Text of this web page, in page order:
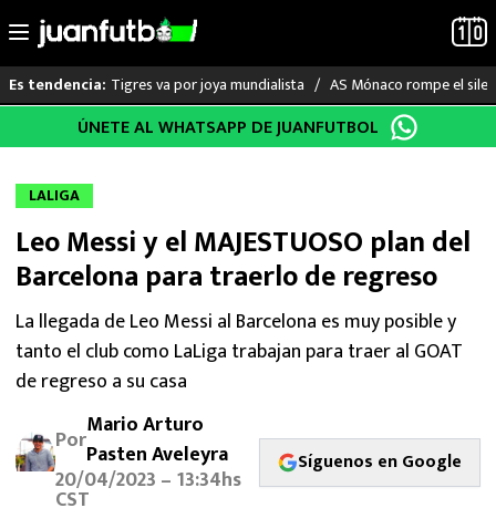
al
Es tendencia: Tigres va por joya mundialista AS Mónaco rompe el
LO ÚLTIMO
LIGA MX
RAYADOS
ATLANTE
FUTBOL INTERNACIONAL
MEXICANOS EN EL EXTRANJERO
ÚNETE AL WHATSAPP DE JUANFUTBOL
LALIGA
Leo Messi y el MAJESTUOSO plan del
Barcelona para traerlo de regreso
La llegada de Leo Messi al Barcelona es muy posible y
tanto el club como LaLiga trabajan para traer al GOAT
de regreso a su casa
PorMario Arturo
Pasten Aveleyra
20/04/2023 – 13:34hs
CST
Síguenos en Google